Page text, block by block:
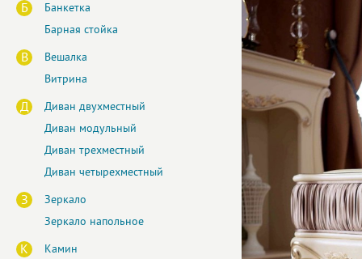
Б
Банкетка
Барная стойка
В
Вешалка
Витрина
Д
Диван двухместный
Диван модульный
Диван трехместный
Диван четырехместный
З
Зеркало
Зеркало напольное
К
Камин